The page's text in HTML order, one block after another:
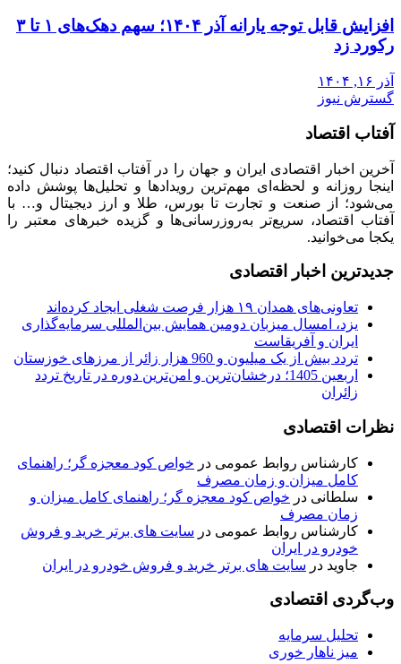
افزایش قابل توجه یارانه آذر ۱۴۰۴؛ سهم دهک‌های ۱ تا ۳
رکورد زد
آذر ۱۶, ۱۴۰۴
گسترش نیوز
آفتاب اقتصاد
آخرین اخبار اقتصادی ایران و جهان را در آفتاب اقتصاد دنبال کنید؛
اینجا روزانه و لحظه‌ای مهم‌ترین رویدادها و تحلیل‌ها پوشش داده
می‌شود؛ از صنعت و تجارت تا بورس، طلا و ارز دیجیتال و… با
آفتاب اقتصاد، سریع‌تر به‌روزرسانی‌ها و گزیده خبرهای معتبر را
یکجا می‌خوانید.
جدیدترین اخبار اقتصادی
تعاونی‌های همدان ۱۹ هزار فرصت شغلی ایجاد کرده‌اند
یزد، امسال میزبان دومین همایش بین‌المللی سرمایه‌گذاری
ایران و آفریقاست
تردد بیش از یک میلیون و 960 هزار زائر از مرزهای خوزستان
اربعین 1405؛ درخشان‌ترین و امن‌ترین دوره در تاریخ تردد
زائران
نظرات اقتصادی
کارشناس روابط عمومی در خواص کود معجزه گر؛ راهنمای
کامل میزان و زمان مصرف
سلطانی در خواص کود معجزه گر؛ راهنمای کامل میزان و
زمان مصرف
کارشناس روابط عمومی در سایت های برتر خرید و فروش
خودرو در ایران
جاوید در سایت های برتر خرید و فروش خودرو در ایران
وب‌گردی اقتصادی
تحلیل سرمایه
میز ناهار خوری